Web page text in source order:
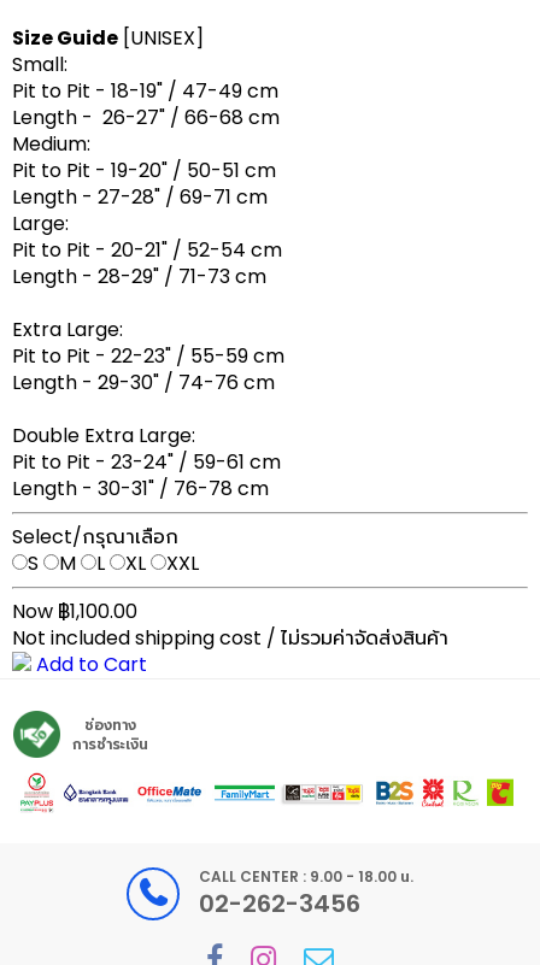
Size Guide [UNISEX]
Small:
Pit to Pit - 18-19" / 47-49 cm
Length - 26-27" / 66-68 cm
Medium:
Pit to Pit - 19-20" / 50-51 cm
Length - 27-28" / 69-71 cm
Large:
Pit to Pit - 20-21" / 52-54 cm
Length - 28-29" / 71-73 cm
Extra Large:
Pit to Pit - 22-23" / 55-59 cm
Length - 29-30" / 74-76 cm
Double Extra Large:
Pit to Pit - 23-24" / 59-61 cm
Length - 30-31" / 76-78 cm
Select/กรุณาเลือก
S
M L XL
XXL
Now ฿1,100.00
Not included shipping cost / ไม่รวมค่าจัดส่งสินค้า
Add to Cart
ช่องทาง
การชำระเงิน
CALL CENTER : 9.00 - 18.00 น.
02-262-3456